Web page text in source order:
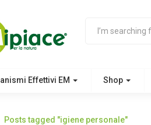
Effettivi EM Shop
Posts tagged "igiene personale"